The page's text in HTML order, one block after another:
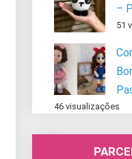
–
51
46 visualizações